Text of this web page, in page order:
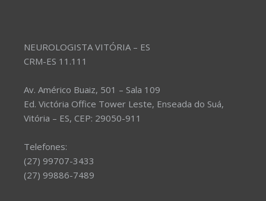
NEUROLOGISTA VITÓRIA – ES
CRM-ES 11.111
Av. Américo Buaiz, 501 – Sala 109
Ed. Victória Office Tower Leste, Enseada do Suá,
Vitória – ES, CEP: 29050-911
Telefones:
(27) 99707-3433
(27) 99886-7489